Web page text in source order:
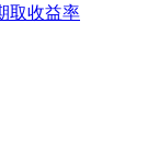
取收益率